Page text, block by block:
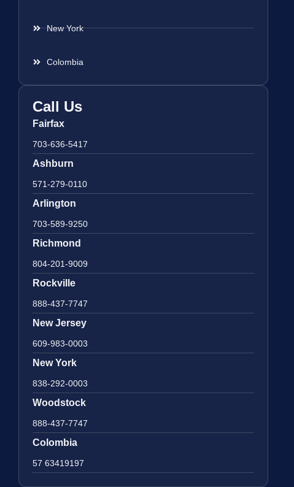
New York
Colombia
Call Us
Fairfax
703-636-5417
Ashburn
571-279-0110
Arlington
703-589-9250
Richmond
804-201-9009
Rockville
888-437-7747
New Jersey
609-983-0003
New York
838-292-0003
Woodstock
888-437-7747
Colombia
57 63419197